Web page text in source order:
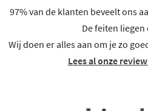
97% van de klanten beveelt ons
De feiten liegen
Wij doen er alles aan om je zo
Lees al onze